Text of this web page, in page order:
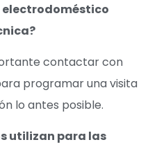
electrodoméstico
contactar con
programar una visita
lo antes posible.
utilizan para las